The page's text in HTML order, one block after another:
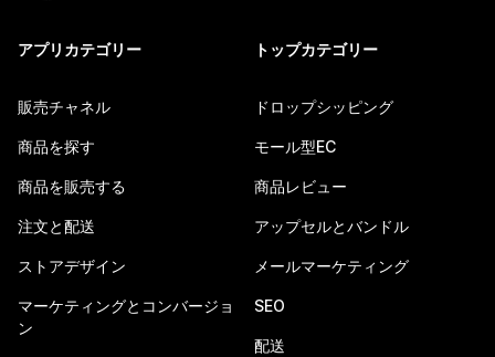
アプリカテゴリー
販売チャネル
商品を探す
商品を販売する
注文と配送
ストアデザイン
マーケティングとコンバージョ
ン
トップカテゴリー
ドロップシッピング
モール型EC
商品レビュー
アップセルとバンドル
メールマーケティング
SEO
配送